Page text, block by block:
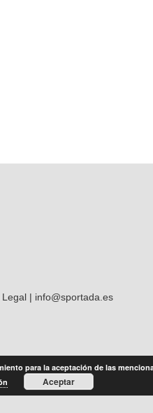
Legal| info@sportada.es
para la aceptación de las
Aceptar